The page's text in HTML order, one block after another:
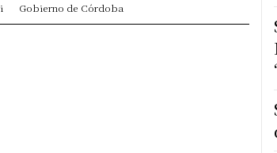
Gobierno de Córdoba